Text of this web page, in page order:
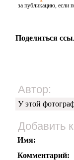
за публикацию, если
Поделиться
Автор:
У этой
Добавить
Имя:
Комментарий: